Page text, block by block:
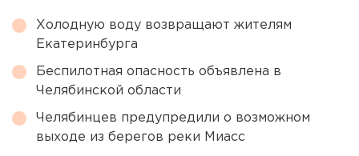
Холодную воду возвращают жителям
Екатеринбурга
Беспилотная опасность объявлена в
Челябинской области
Челябинцев предупредили о возможном
выходе из берегов реки Миасс